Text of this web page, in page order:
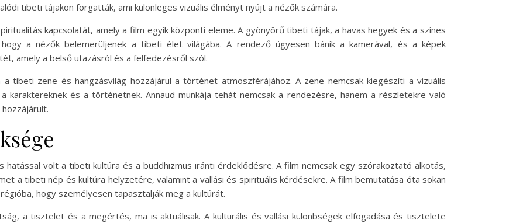
tibeti tájakon forgatták, ami különleges vizuális élményt nyújt a nézők számára.
kapcsolatát, amely a film egyik központi eleme. A gyönyörű tibeti tájak, a havas hegyek és a színes
hogy a nézők belemerüljenek a tibeti élet világába. A rendező ügyesen bánik a kamerával, és a képek
amely a belső utazásról és a felfedezésről szól.
tibeti zene és hangzásvilág hozzájárul a történet atmoszférájához. A zene nemcsak kiegészíti a vizuális
karaktereknek és a történetnek. Annaud munkája tehát nemcsak a rendezésre, hanem a részletekre való
volt a tibeti kultúra és a buddhizmus iránti érdeklődésre. A film nemcsak egy szórakoztató alkotás,
a tibeti nép és kultúra helyzetére, valamint a vallási és spirituális kérdésekre. A film bemutatása óta sokan
hogy személyesen tapasztalják meg a kultúrát.
a tisztelet és a megértés, ma is aktuálisak. A kulturális és vallási különbségek elfogadása és tisztelete